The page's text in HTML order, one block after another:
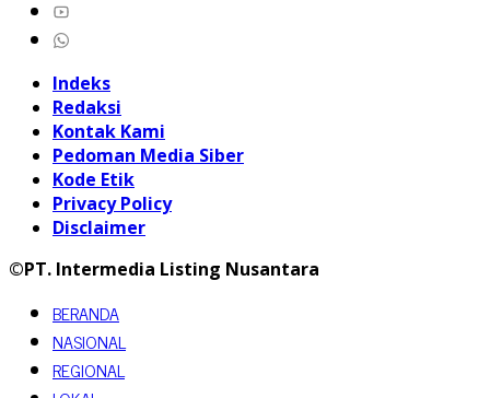
Indeks
Redaksi
Kontak Kami
Pedoman Media Siber
Kode Etik
Privacy Policy
Disclaimer
©PT. Intermedia Listing Nusantara
BERANDA
NASIONAL
REGIONAL